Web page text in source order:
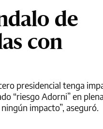
de
con
presidencial tenga
“riesgo Adorni” en plena
impacto”, aseguró.